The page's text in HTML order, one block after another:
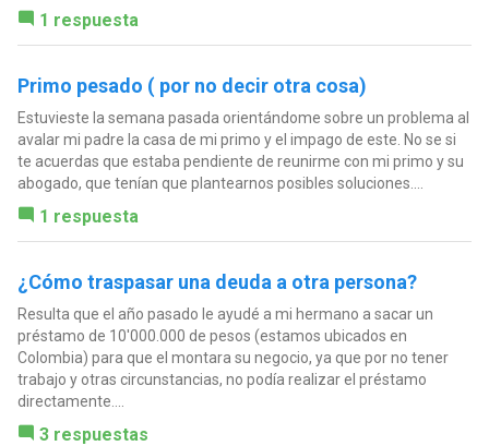
1 respuesta
Primo pesado ( por no decir otra cosa)
Estuvieste la semana pasada orientándome sobre un problema al
avalar mi padre la casa de mi primo y el impago de este. No se si
te acuerdas que estaba pendiente de reunirme con mi primo y su
abogado, que tenían que plantearnos posibles soluciones....
1 respuesta
¿Cómo traspasar una deuda a otra persona?
Resulta que el año pasado le ayudé a mi hermano a sacar un
préstamo de 10'000.000 de pesos (estamos ubicados en
Colombia) para que el montara su negocio, ya que por no tener
trabajo y otras circunstancias, no podía realizar el préstamo
directamente....
3 respuestas